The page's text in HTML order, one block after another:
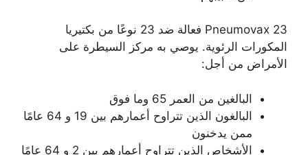
Pneumovax 23 فعالة ضد 23 نوعًا من بكتيريا
المكورات الرئوية. يوصي به مركز السيطرة على
الأمراض من أجل:
البالغين من العمر 65 وما فوق
البالغون الذين تتراوح أعمارهم بين 19 و 64 عامًا
ممن يدخنون
الأشخاص الذين تتراوح أعمارهم بين 2 و 64 عامًا